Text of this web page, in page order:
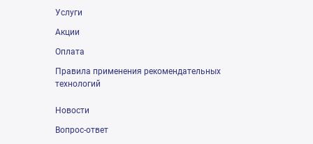
Услуги
Акции
Оплата
Правила применения рекомендательных
технологий
Новости
Вопрос-ответ